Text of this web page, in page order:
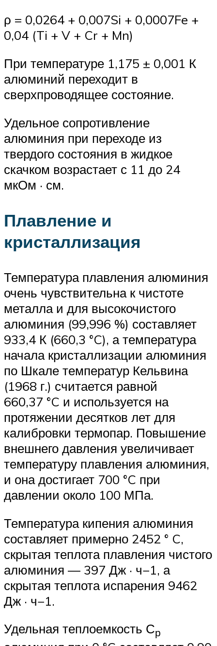
ρ = 0,0264 + 0,007Si + 0,0007Fe +
0,04 (Ti + V + Cr + Mn)
При температуре 1,175 ± 0,001 К
алюминий переходит в
сверхпроводящее состояние.
Удельное сопротивление
алюминия при переходе из
твердого состояния в жидкое
скачком возрастает с 11 до 24
мкОм · см.
Плавление и
кристаллизация
Температура плавления алюминия
очень чувствительна к чистоте
металла и для высокочистого
алюминия (99,996 %) составляет
933,4 К (660,3 °C), а температура
начала кристаллизации алюминия
по Шкале температур Кельвина
(1968 г.) считается равной
660,37 °C и используется на
протяжении десятков лет для
калибровки термопар. Повышение
внешнего давления увеличивает
температуру плавления алюминия,
и она достигает 700 °C при
давлении около 100 МПа.
Температура кипения алюминия
составляет примерно 2452 ° C,
скрытая теплота плавления чистого
алюминия — 397 Дж · ч−1, а
скрытая теплота испарения 9462
Дж · ч−1.
Удельная теплоемкость Ср